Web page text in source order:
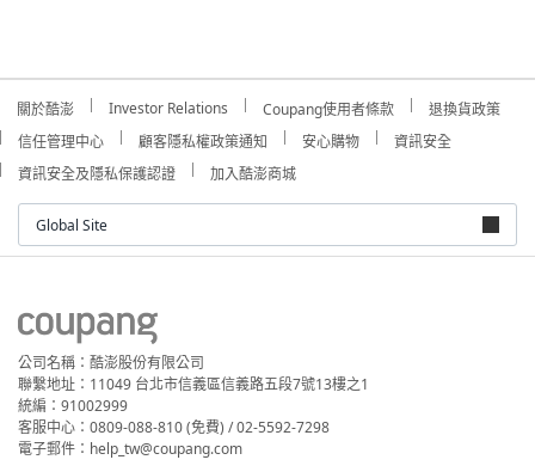
關於酷澎 Investor Relations Coupang使用者條款
退換貨政策
信任管理中心
顧客隱私權政策通知 安心購物
資訊安全
資訊安全及隱私保護認證
加入酷澎商城
Global Site
公司名稱：酷澎股份有限公司
聯繫地址：11049 台北市信義區信義路五段7號13樓之1
統編：91002999
客服中心：0809-088-810 (免費) / 02-5592-7298
電子郵件：help_tw@coupang.com